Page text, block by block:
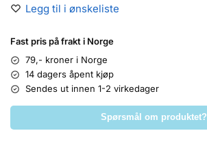
Legg til i ønskeliste
Fast pris på frakt i Norge
79,- kroner i Norge
14 dagers åpent kjøp
Sendes ut innen 1-2 virkedager
Spørsmål om produktet?